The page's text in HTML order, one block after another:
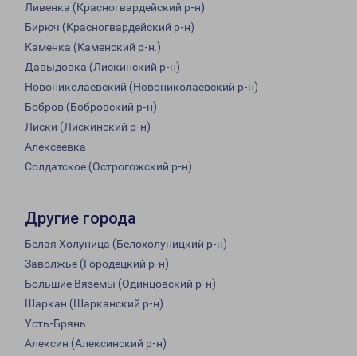
Ливенка (Красногвардейский р-н)
Бирюч (Красногвардейский р-н)
Каменка (Каменский р-н.)
Давыдовка (Лискинский р-н)
Новониколаевский (Новониколаевский р-н)
Бобров (Бобровский р-н)
Лиски (Лискинский р-н)
Алексеевка
Солдатское (Острогожский р-н)
Другие города
Белая Холуница (Белохолуницкий р-н)
Заволжье (Городецкий р-н)
Большие Вяземы (Одинцовский р-н)
Шаркан (Шарканский р-н)
Усть-Брянь
Алексин (Алексинский р-н)